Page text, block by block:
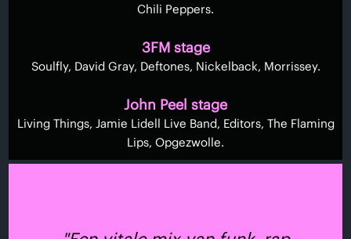
Chili Peppers.
3FM stage
Soulfly, David Gray, Deftones, Nickelback, Morrissey.
John Peel stage
Living Things, Jamie Lidell Live Band, Editors, The Flaming
Lips, Opgezwolle.